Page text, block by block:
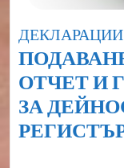
ДЕКЛАРАЦИИ
ОТЧЕТ И
ЗА